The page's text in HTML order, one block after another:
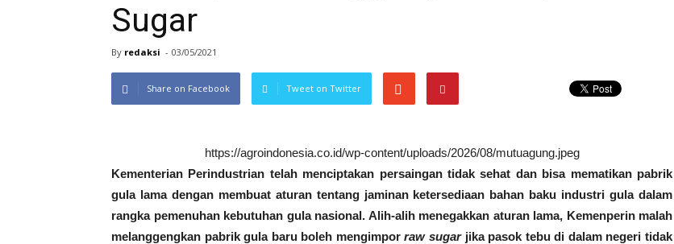
Sugar
By redaksi - 03/05/2021
Share on Facebook Tweet on Twitter
https://agroindonesia.co.id/wp-content/uploads/2026/08/mutuagung.jpeg
Kementerian Perindustrian telah menciptakan persaingan tidak sehat dan bisa mematikan pabrik
gula lama dengan membuat aturan tentang jaminan ketersediaan bahan baku industri gula dalam
rangka pemenuhan kebutuhan gula nasional. Alih-alih menegakkan aturan lama, Kemenperin malah
melanggengkan pabrik gula baru boleh mengimporraw sugarjika pasok tebu di dalam negeri tidak